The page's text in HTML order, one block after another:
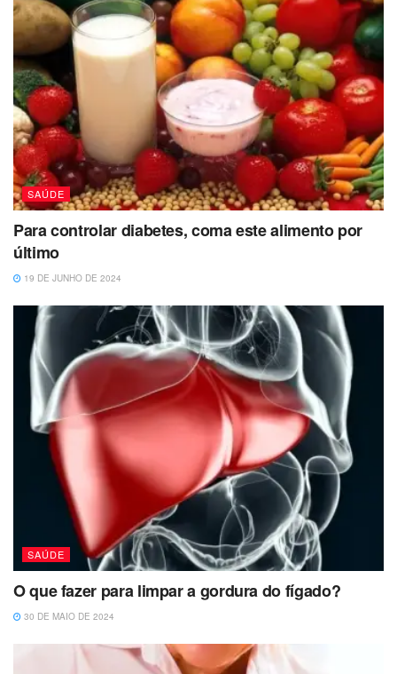
SAÚDE
Para controlar diabetes, coma este alimento por
último
19 DE JUNHO DE 2024
SAÚDE
O que fazer para limpar a gordura do fígado?
30 DE MAIO DE 2024